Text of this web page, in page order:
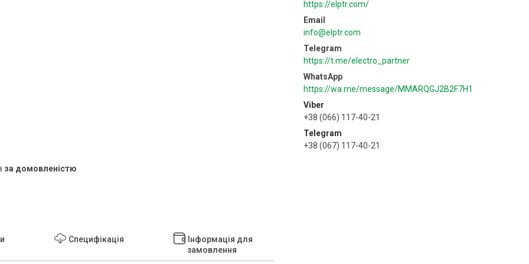
https://elptr.com/
info@elptr.com
https://t.me/electro_partner
https://wa.me/message/MMARQGJ2B2F7H1
Viber
+38 (066) 117-40-21
Telegram
+38 (067) 117-40-21
за домовленістю
Специфікація
Інформація для
замовлення